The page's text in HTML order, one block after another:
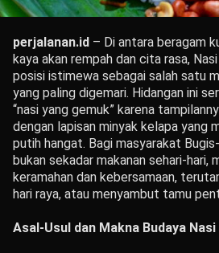
perjalanan.id – Di antara beragam
kaya akan rempah dan cita rasa,
posisi istimewa sebagai salah satu
yang paling digemari. Hidangan ini
“nasi yang gemuk” karena
dengan lapisan minyak kelapa yang
putih hangat. Bagi masyarakat
bukan sekadar makanan sehari-hari,
keramahan dan kebersamaan,
hari raya, atau menyambut tamu
Asal-Usul dan Makna Budaya Nasi